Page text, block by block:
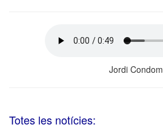
Jordi Condom
Totes les notícies: